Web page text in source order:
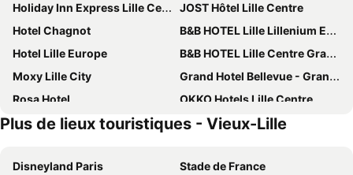
Holiday Inn Express Lille Centre by IHG
JOST Hôtel Lille Centre
Hotel Chagnot
B&B HOTEL Lille Lillenium Eurasanté
Hotel Lille Europe
B&B HOTEL Lille Centre Grand Palais
Moxy Lille City
Grand Hotel Bellevue - Grand Place
Rosa Hotel
OKKO Hotels Lille Centre
Lille City Hotel
Hotel Carlton Lille
Best Western Premier Why Hotel
Holiday Inn Lille - Ouest Englos By Ihg
Plus de lieux touristiques - Vieux-Lille
Disneyland Paris
Stade de France